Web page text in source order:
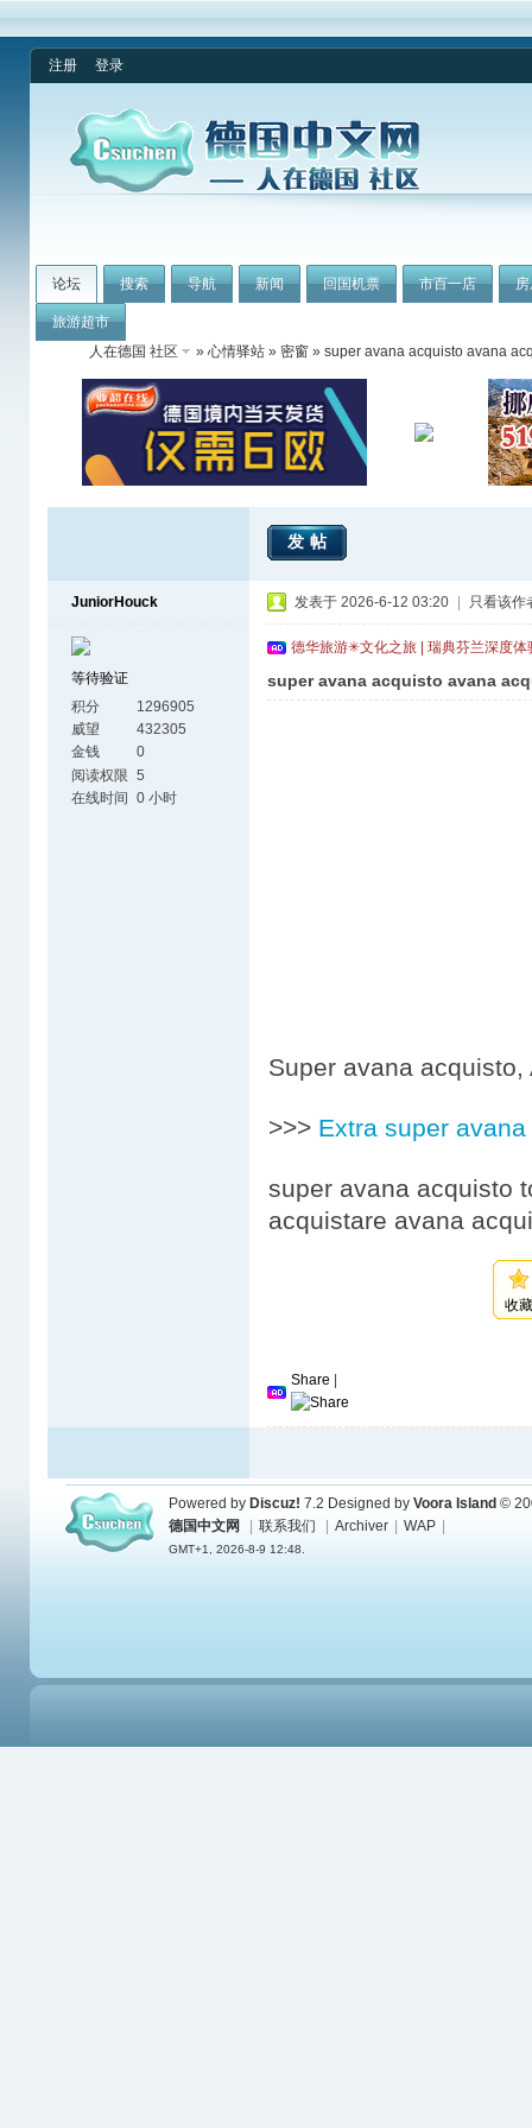
注册 登录
论坛 搜索 导航 新闻 回国机票 市百一店
旅游超市
人在德国 社区
» 心情驿站 » 密窗 » super avana acquisto avana
发帖
JuniorHouck
等待验证
积分
1296905
威望
432305
金钱
0
阅读权限 5
在线时间 0 小时
发表于 2026-6-12 03:20 只看该作
德华旅游✳文化之旅 | 瑞典芬兰深度
super avana acquisto avana
Super avana
>>> Extra super
super avana acquisto
acquistare avana
收
Share
Powered by Discuz! 7.2 Designed by Voora Island ©
德国中文网
联系我们 Archiver WAP
GMT+1, 2026-8-9 12:48.